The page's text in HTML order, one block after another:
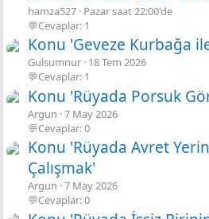
hamza527 Pazar saat 22:00'de
💬Cevaplar: 1
Konu 'Geveze Kurbağa
Gulsumnur 18 Tem 2026
💬Cevaplar: 1
Konu 'Rüyada Porsuk
Argun 7 May 2026
💬Cevaplar: 0
Konu 'Rüyada Avret
Çalışmak'
Argun 7 May 2026
💬Cevaplar: 0